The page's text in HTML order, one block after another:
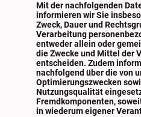
Mit der nachfolgenden
informieren wir Sie
Zweck, Dauer und
Verarbeitung
entweder allein oder
die Zwecke und Mittel der
entscheiden. Zudem
nachfolgend über die von
Optimierungszwecken
Nutzungsqualität
Fremdkomponenten,
in wiederum eigener